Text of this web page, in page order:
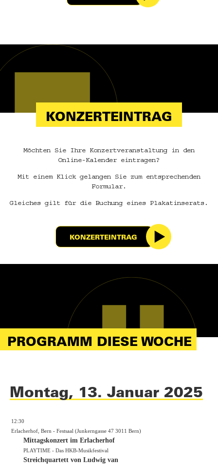
KONZERTEINTRAG
Möchten Sie Ihre Konzertveranstaltung in den
Online-Kalender eintragen?
Mit einem Klick gelangen Sie zum entsprechenden
Formular.
Gleiches gilt für die Buchung eines Plakatinserats.
KONZERTEINTRAG
PROGRAMM DIESE WOCHE
Montag, 13. Januar 2025
12:30
Erlacherhof, Bern - Festsaal (Junkerngasse 47 3011 Bern)
Mittagskonzert im Erlacherhof
PLAYTIME - Das HKB-Musikfestival
Streichquartett von Ludwig van